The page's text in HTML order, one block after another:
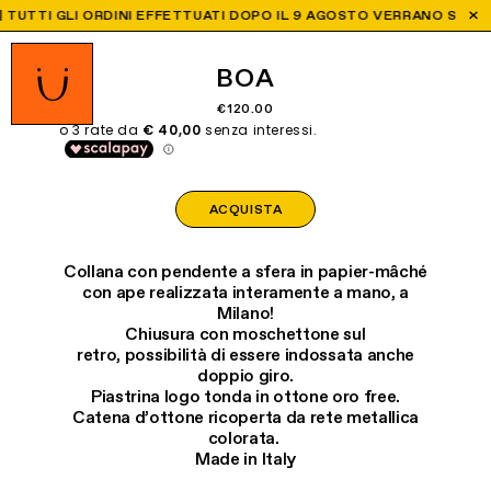
GLI ORDINI EFFETTUATI DOPO IL 9 AGOSTO VERRANO SPEDITI
BOA
€120.00
ACQUISTA
Collana con pendente a sfera in papier-mâché
con ape realizzata interamente a mano, a
Milano!
Chiusura con moschettone sul
retro, possibilità di essere indossata anche
doppio giro.
Piastrina logo tonda in ottone oro free.
Catena d’ottone ricoperta da rete metallica
colorata.
Made in Italy